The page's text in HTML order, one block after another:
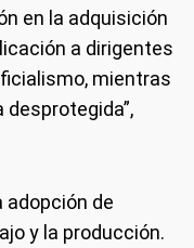
en la adquisición
a dirigentes
mientras
desprotegida”,
adopción de
y la producción.